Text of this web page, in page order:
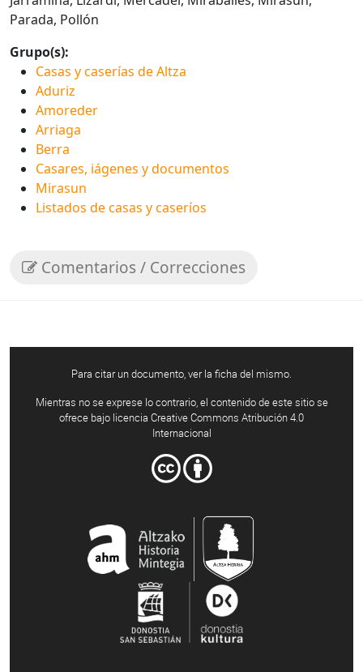
Parada, Pollón
Grupo(s):
Casas y caserías de Altza
Aduriz
Amoreder
Arriaga
Berra
Casares, iágenes y documentos
Mirasun
Listados de casas y caseríos
Comentarios / Correcciones
Para citar un documento, ver la ficha del mismo.
Mientras no se exprese lo contrario, el contenido de este sitio se
ofrece bajo licencia Creative Commons Atribución 4.0
Internacional